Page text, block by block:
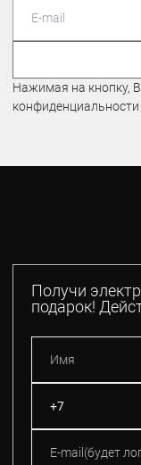
Нажимая на кнопку,
конфиденциальности
Получи
подарок!